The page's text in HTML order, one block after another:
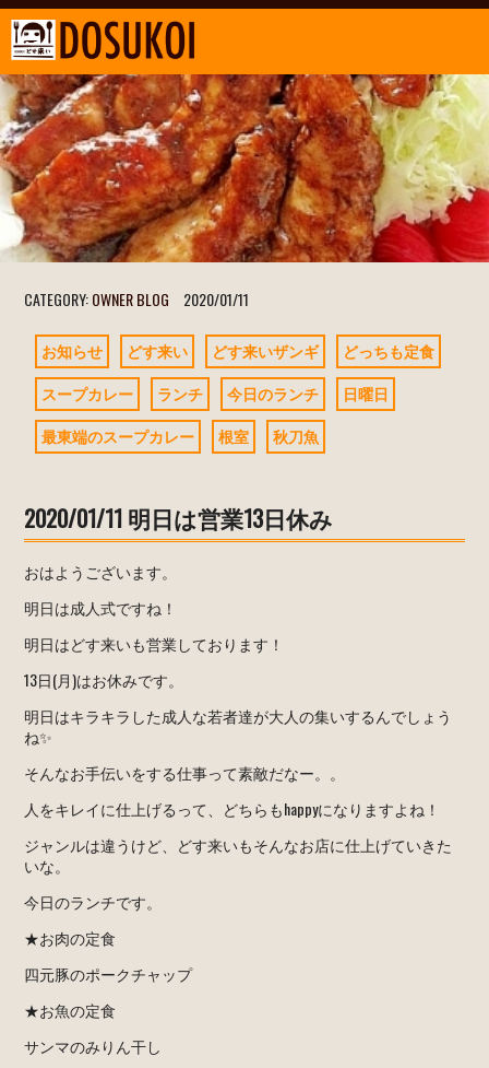
CATEGORY:OWNER BLOG 2020/01/11
お知らせ どす来い どす来いザンギ
どっちも定食
スープカレー
ランチ 今日のランチ
日曜日
最東端のスープカレー
根室 秋刀魚
2020/01/11 明日は営業13日休み
おはようございます。
明日は成人式ですね！
明日はどす来いも営業しております！
13日(月)はお休みです。
明日はキラキラした成人な若者達が大人の集いするんでしょう
ね✨
そんなお手伝いをする仕事って素敵だなー。。
人をキレイに仕上げるって、どちらもhappyになりますよね！
ジャンルは違うけど、どす来いもそんなお店に仕上げていきた
いな。
今日のランチです。
★お肉の定食
四元豚のポークチャップ
★お魚の定食
サンマのみりん干し